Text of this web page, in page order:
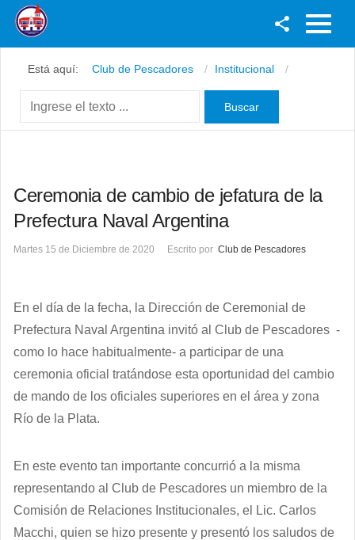
Youtube
Está aquí: Club de Pescadores Institucional
Ceremonia de cambio de jefatura de la
Prefectura Naval Argentina
Martes 15 de Diciembre de 2020 Escrito por Club de Pescadores
En el día de la fecha, la Dirección de Ceremonial de
Prefectura Naval Argentina invitó al Club de Pescadores -
como lo hace habitualmente- a participar de una
ceremonia oficial tratándose esta oportunidad del cambio
de mando de los oficiales superiores en el área y zona
Río de la Plata.
En este evento tan importante concurrió a la misma
representando al Club de Pescadores un miembro de la
Comisión de Relaciones Institucionales, el Lic. Carlos
Macchi, quien se hizo presente y presentó los saludos de